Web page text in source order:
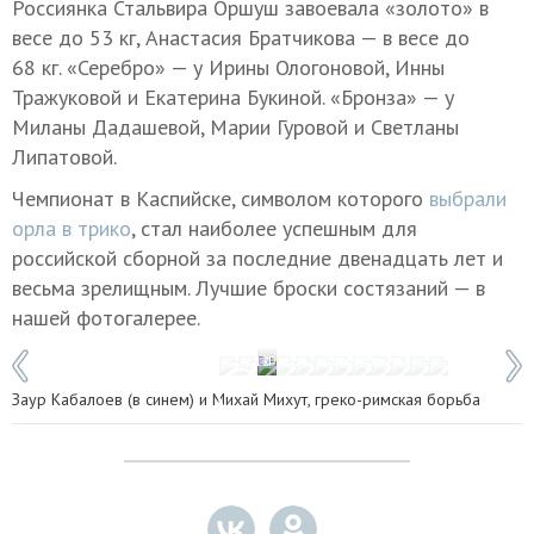
Россиянка Стальвира Оршуш завоевала «золото» в
весе до 53 кг, Анастасия Братчикова — в весе до
68 кг. «Серебро» — у Ирины Ологоновой, Инны
Тражуковой и Екатерина Букиной. «Бронза» — у
Миланы Дадашевой, Марии Гуровой и Светланы
Липатовой.
Чемпионат в Каспийске, символом которого выбрали
орла в трико, стал наиболее успешным для
российской сборной за последние двенадцать лет и
весьма зрелищным. Лучшие броски состязаний — в
нашей фотогалерее.
Фото: Зарема Алиева
1 / 12
Заур Кабалоев (в синем) и Михай Михут, греко-римская борьба